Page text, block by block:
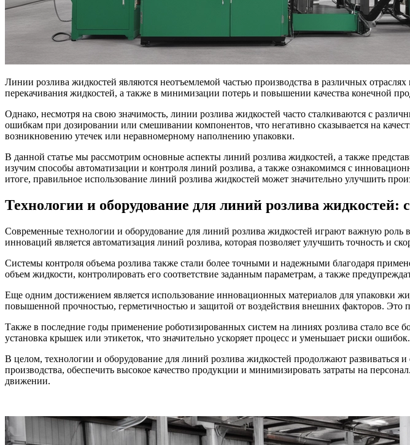
Линии розлива жидкостей являются неотъемлемой частью производства в различных
перекачивания жидкостей, а также в минимизации потерь и повышении качества конечной
Однако, несмотря на свою значимость, линии розлива жидкостей часто сталкиваются с
ошибкам при дозировании или смешивании компонентов, что негативно сказывается на
возникновению утечек или неравномерному наполнению упаковки.
В данной статье мы рассмотрим основные аспекты линий розлива жидкостей, а также
изучим способы автоматизации и контроля линий розлива, а также ознакомимся с
итоге, правильное использование линий розлива жидкостей может значительно улучшить
Технологии и оборудование для линий розлива
Современные технологии и оборудование для линий розлива жидкостей играют важную
инноваций является автоматизация линий розлива, которая позволяет улучшить точность и
Системы контроля объема розлива также стали более точными и надежными благодаря
объем жидкости, контролировать его соответствие заданным параметрам, а также
Еще одним достижением является использование инновационных материалов для упаковки
повышенной прочностью, герметичностью и защитой от воздействия внешних факторов. Это
Также в последние годы применение роботизированных систем на линиях розлива стало все
установка крышек или этикеток, что значительно ускоряет процесс и уменьшает риски ошибок.
В целом, технологии и оборудование для линий розлива жидкостей продолжают развиваться
производства, обеспечить высокое качество продукции и минимизировать затраты на
движении.